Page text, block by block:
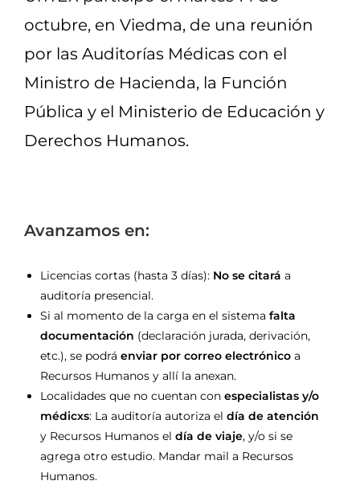
octubre, en Viedma, de una reunión
por las Auditorías Médicas con el
Ministro de Hacienda, la Función
Pública y el Ministerio de Educación y
Derechos Humanos.
Avanzamos en:
Licencias cortas (hasta 3 días): No se citará a
auditoría presencial.
Si al momento de la carga en el sistema falta
documentación (declaración jurada, derivación,
etc.), se podrá enviar por correo electrónico a
Recursos Humanos y allí la anexan.
Localidades que no cuentan con especialistas y/o
médicxs: La auditoría autoriza el día de atención
y Recursos Humanos el día de viaje, y/o si se
agrega otro estudio. Mandar mail a Recursos
Humanos.